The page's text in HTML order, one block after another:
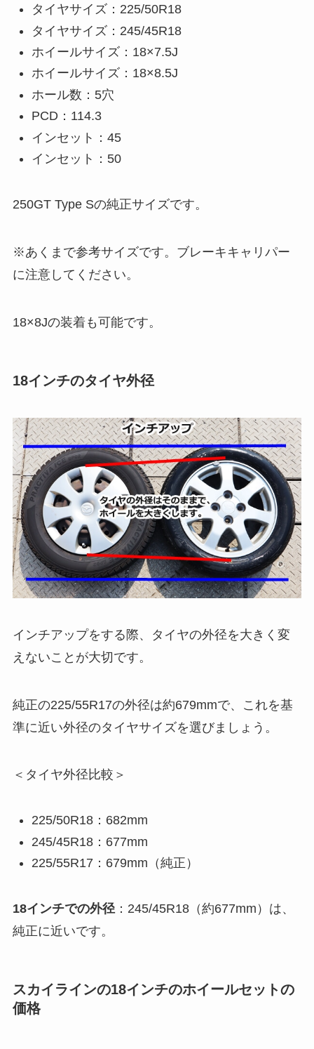
タイヤサイズ：225/50R18
タイヤサイズ：245/45R18
ホイールサイズ：18×7.5J
ホイールサイズ：18×8.5J
ホール数：5穴
PCD：114.3
インセット：45
インセット：50
250GT Type Sの純正サイズです。
※あくまで参考サイズです。ブレーキキャリパー
に注意してください。
18×8Jの装着も可能です。
18インチのタイヤ外径
インチアップをする際、タイヤの外径を大きく変
えないことが大切です。
純正の225/55R17の外径は約679mmで、これを基
準に近い外径のタイヤサイズを選びましょう。
＜タイヤ外径比較＞
225/50R18：682mm
245/45R18：677mm
225/55R17：679mm（純正）
18インチでの外径：245/45R18（約677mm）は、
純正に近いです。
スカイラインの18インチのホイールセットの
価格